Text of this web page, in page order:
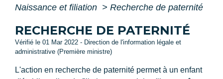
Naissance et filiation > Recherche de paternité
RECHERCHE DE PATERNITÉ
Vérifié le 01 Mar 2022 - Direction de l'information légale et
administrative (Première ministre)
L'action en recherche de paternité permet à un enfant